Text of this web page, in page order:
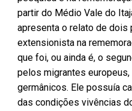
partir do Médio Vale do
apresenta o relato de dois
extensionista na
que foi, ou ainda é, o
pelos migrantes
germânicos. Ele possuía
das condições vivências